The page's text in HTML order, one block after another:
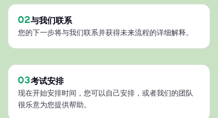
02与我们联系
您的下一步将与我们联系并获得未来流程的详细解释。
03考试安排
现在开始安排时间，您可以自己安排，或者我们的团队
很乐意为您提供帮助。